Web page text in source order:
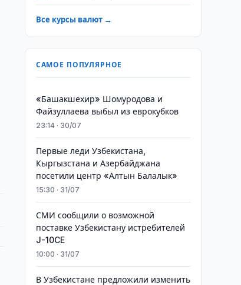
Все курсы валют →
САМОЕ ПОПУЛЯРНОЕ
«Башакшехир» Шомуродова и
Файзуллаева выбыл из еврокубков
23:14 · 30/07
Первые леди Узбекистана,
Кыргызстана и Азербайджана
посетили центр «Алтын Балалык»
15:30 · 31/07
СМИ сообщили о возможной
поставке Узбекистану истребителей
J-10CE
10:00 · 31/07
В Узбекистане предложили изменить